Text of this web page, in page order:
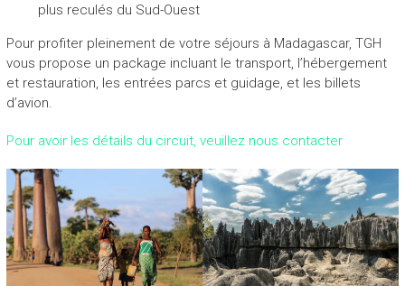
plus reculés du Sud-Ouest
Pour profiter pleinement de votre séjours à Madagascar, TGH
vous propose un package incluant le transport, l’hébergement
et restauration, les entrées parcs et guidage, et les billets
d’avion.
Pour avoir les détails du circuit, veuillez nous contacter